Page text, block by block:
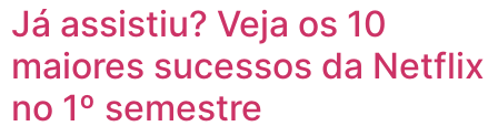
Já assistiu? Veja os 10
maiores sucessos da Netflix
no 1º semestre